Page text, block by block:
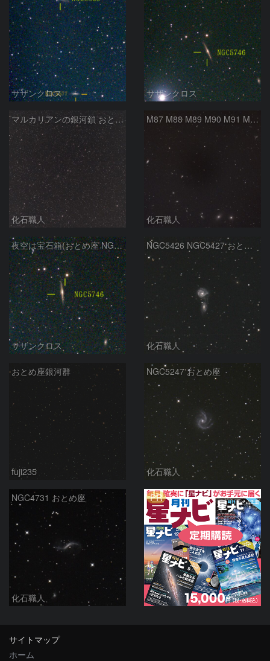
サザンクロス サザンクロス
マルカリアンの銀河鎖 おとめ座・ かみのけ座の銀河
化石職人
M87 M88 M89 M90 M91 M100 マルカリアンの銀河鎖 おとめ座 かみのけ座
化石職人
夜空は宝石箱(おとめ座 NGC5746) Seestar50
サザンクロス
NGC5426 NGC5427 おとめ座
化石職人
おとめ座銀河群
fuji235
NGC5247 おとめ座
化石職人
NGC4731 おとめ座
化石職人
PR
サイトマップ
ホーム